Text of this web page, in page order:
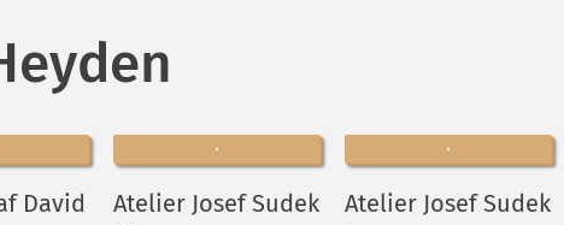
David
Atelier Josef Sudek
Atelier Josef Sudek